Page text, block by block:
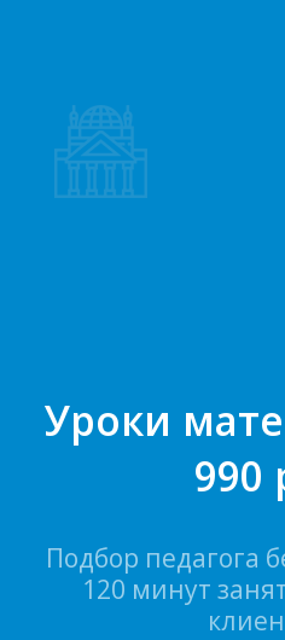
Уроки
990
Подбор педагога
120 минут